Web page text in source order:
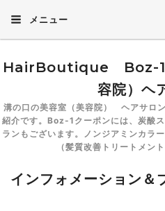
メニュー
HairBoutique Boz-1
容院）ヘ
溝の口の美容室（美容院） ヘアサ
紹介です。Boz-1クーポンには、炭酸
ランもございます。ノンジアミンカラ
（髪質改善トリートメン
インフォメーション＆